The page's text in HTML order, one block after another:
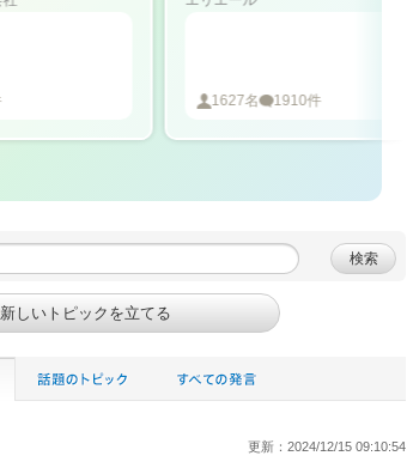
1627名 1910件
検索
新しいトピックを立てる
更新：2024/12/15 09:10:54